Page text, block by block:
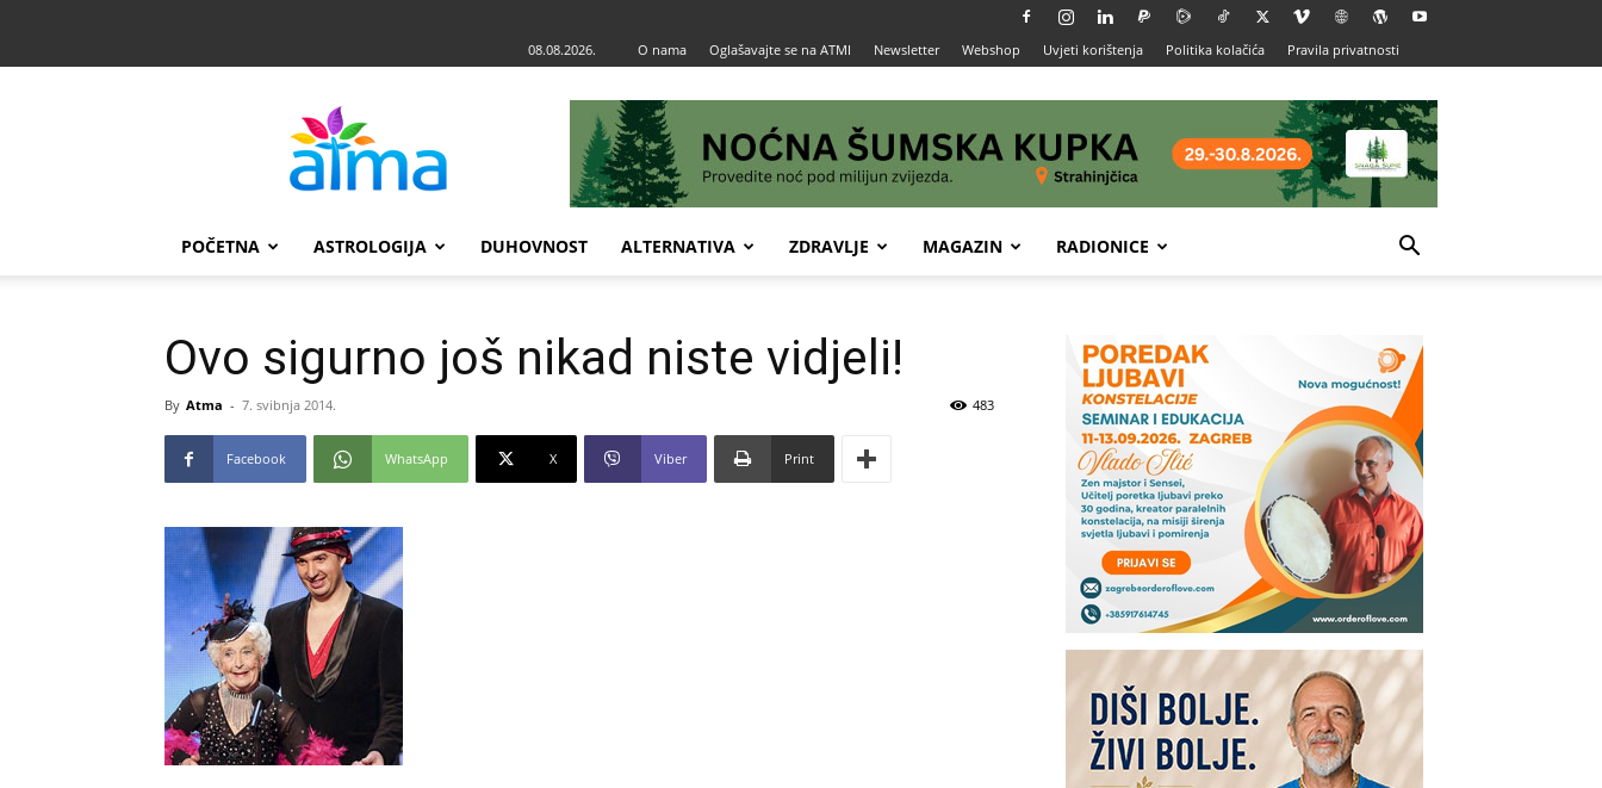
08.08.2026. O nama Oglašavajte se na ATMI Newsletter Webshop Uvjeti korištenja Politika kolačića Pravila privatnosti
POČETNA ASTROLOGIJA DUHOVNOST ALTERNATIVA ZDRAVLJE MAGAZIN RADIONICE
Ovo sigurno još nikad niste vidjeli!
By Atma - 7. svibnja 2014. 483
Facebook WhatsApp X Viber Print